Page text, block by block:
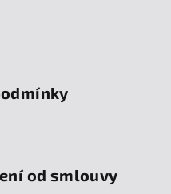
od smlouvy